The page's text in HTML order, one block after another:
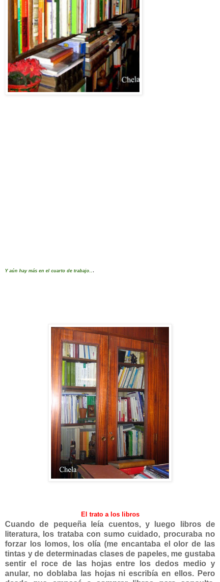
Y aún hay más en el cuarto de trabajo. .
El trato a los libros
Cuando de pequeña leía cuentos, y luego libros de
literatura, los trataba con sumo cuidado, procuraba no
forzar los lomos, los olía (me encantaba el olor de las
tintas y de determinadas clases de papeles, me gustaba
sentir el roce de las hojas entre los dedos medio y
anular, no doblaba las hojas ni escribía en ellos. Pero